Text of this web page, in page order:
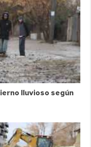
lluvioso según